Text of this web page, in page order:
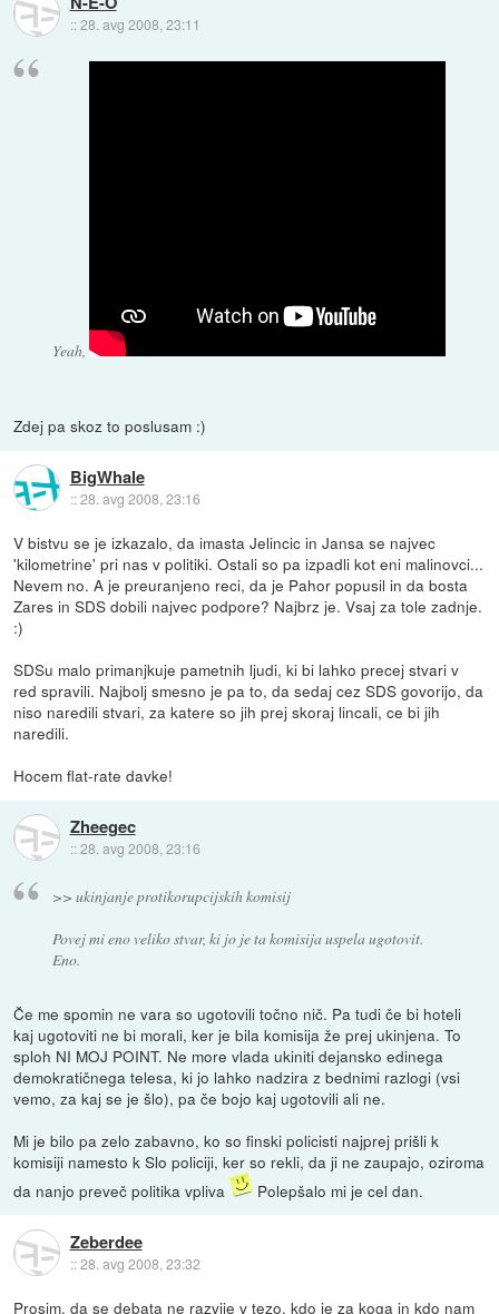
::28. avg 2008, 23:11
Yeah,
Zdej pa skoz to poslusam :)
BigWhale
::28. avg 2008, 23:16
V bistvu se je izkazalo, da imasta Jelincic in Jansa se najvec
'kilometrine' pri nas v politiki. Ostali so pa izpadli kot eni malinovci...
Nevem no. A je preuranjeno reci, da je Pahor popusil in da bosta
Zares in SDS dobili najvec podpore? Najbrz je. Vsaj za tole zadnje.
:)
SDSu malo primanjkuje pametnih ljudi, ki bi lahko precej stvari v
red spravili. Najbolj smesno je pa to, da sedaj cez SDS govorijo, da
niso naredili stvari, za katere so jih prej skoraj lincali, ce bi jih
naredili.
Hocem flat-rate davke!
Zheegec
::28. avg 2008, 23:16
>> ukinjanje protikorupcijskih komisij
Povej mi eno veliko stvar, ki jo je ta komisija uspela ugotovit.
Eno.
Če me spomin ne vara so ugotovili točno nič. Pa tudi če bi hoteli
kaj ugotoviti ne bi morali, ker je bila komisija že prej ukinjena. To
sploh NI MOJ POINT. Ne more vlada ukiniti dejansko edinega
demokratičnega telesa, ki jo lahko nadzira z bednimi razlogi (vsi
vemo, za kaj se je šlo), pa če bojo kaj ugotovili ali ne.
Mi je bilo pa zelo zabavno, ko so finski policisti najprej prišli k
komisiji namesto k Slo policiji, ker so rekli, da ji ne zaupajo, oziroma
da nanjo preveč politika vpliva
Polepšalo mi je cel dan.
Zeberdee
::28. avg 2008, 23:32
Prosim, da se debata ne razvije v tezo, kdo je za koga in kdo nam